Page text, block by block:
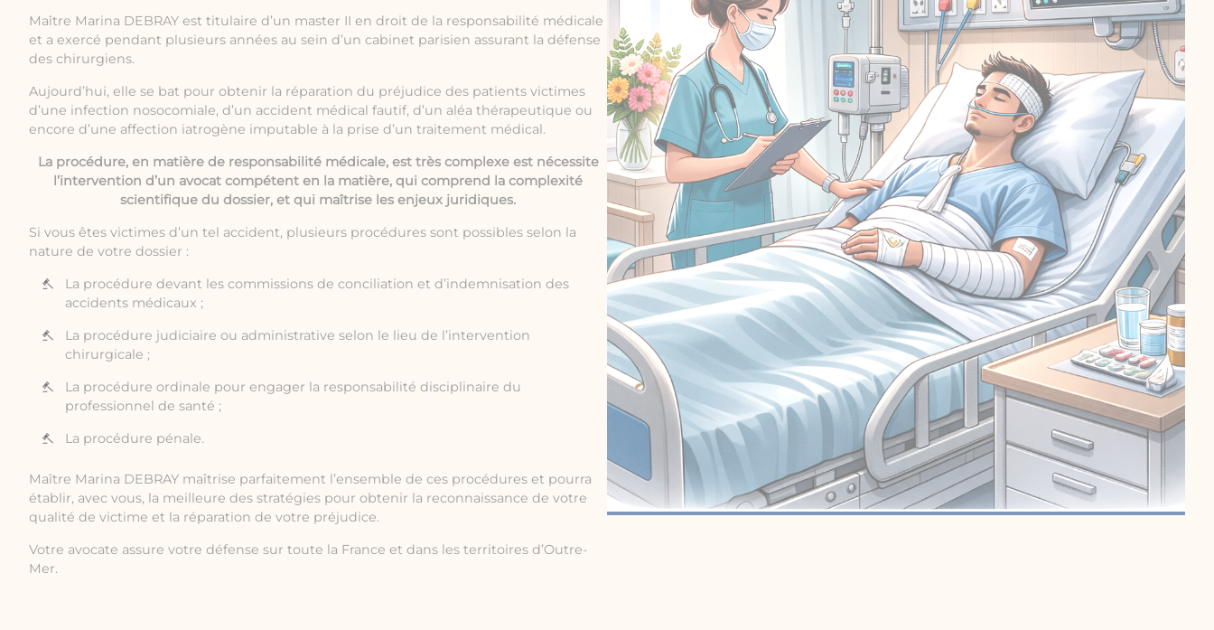
Maître Marina DEBRAY est titulaire d’un master II en droit de la responsabilité médicale
et a exercé pendant plusieurs années au sein d’un cabinet parisien assurant la défense
des chirurgiens.
Aujourd’hui, elle se bat pour obtenir la réparation du préjudice des patients victimes
d’une infection nosocomiale, d’un accident médical fautif, d’un aléa thérapeutique ou
encore d’une affection iatrogène imputable à la prise d’un traitement médical.
La procédure, en matière de responsabilité médicale, est très complexe est nécessite
l’intervention d’un avocat compétent en la matière, qui comprend la complexité
scientifique du dossier, et qui maîtrise les enjeux juridiques.
Si vous êtes victimes d’un tel accident, plusieurs procédures sont possibles selon la
nature de votre dossier :
La procédure devant les commissions de conciliation et d’indemnisation des
accidents médicaux ;
La procédure judiciaire ou administrative selon le lieu de l’intervention
chirurgicale ;
La procédure ordinale pour engager la responsabilité disciplinaire du
professionnel de santé ;
La procédure pénale.
Maître Marina DEBRAY maîtrise parfaitement l’ensemble de ces procédures et pourra
établir, avec vous, la meilleure des stratégies pour obtenir la reconnaissance de votre
qualité de victime et la réparation de votre préjudice.
Votre avocate assure votre défense sur toute la France et dans les territoires d’Outre-
Mer.